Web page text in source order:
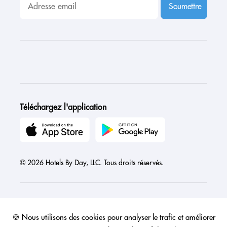
🍪 Nous utilisons des cookies pour analyser le trafic et améliorer
Soumettre
Téléchargez l'application
© 2026 Hotels By Day, LLC. Tous droits réservés.
Austria Canada France Germany India Ireland Israel